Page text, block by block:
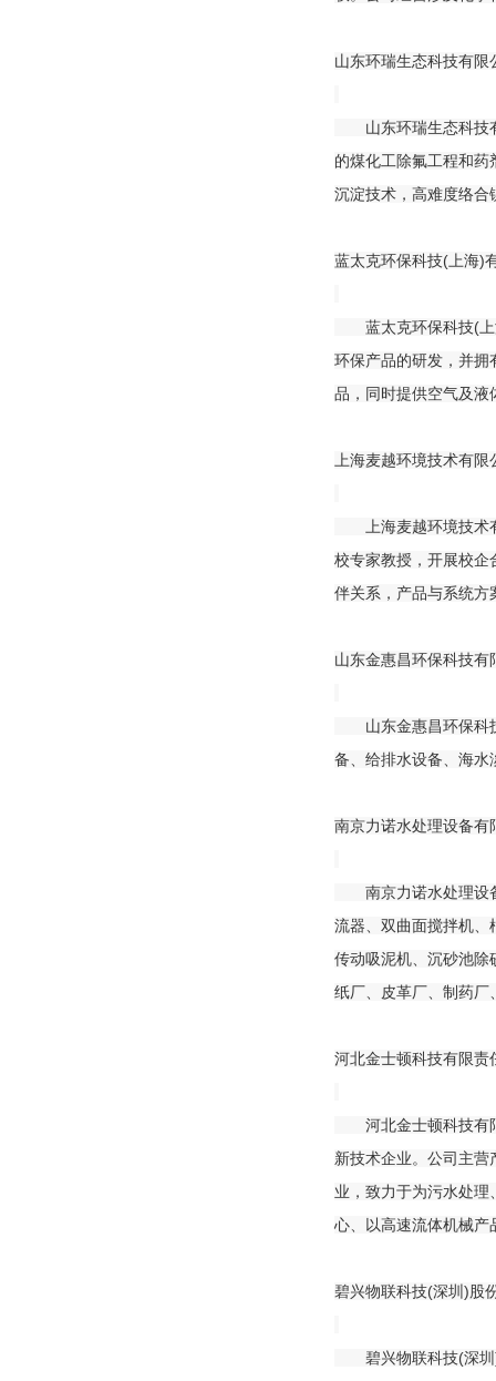
山东环瑞生态科技有
山东环瑞生态科技有
的煤化工除氟工程和
沉淀技术，高难度络合
蓝太克环保科技(上海)
蓝太克环保科技(上
环保产品的研发，并拥
品，同时提供空气及液
上海麦越环境技术有
上海麦越环境技术有
校专家教授，开展校企
伴关系，产品与系统方
山东金惠昌环保科技
山东金惠昌环保科技
备、给排水设备、海水
南京力诺水处理设备
南京力诺水处理设备
流器、双曲面搅拌机、
传动吸泥机、沉砂池除
纸厂、皮革厂、制药厂
河北金士顿科技有限
河北金士顿科技有限
新技术企业。公司主
业，致力于为污水处
心、以高速流体机械产
碧兴物联科技(深圳)股
碧兴物联科技(深圳)